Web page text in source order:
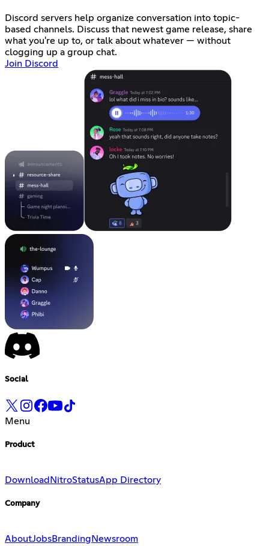
Discord servers help organize conversation into topic-
based channels. Discuss that newest game release, share
what you're up to, or talk about whatever — without
clogging up a group chat.
Join Discord
Social
Menu
Product
Download NitroStatusApp Directory
Company
AboutJobsBranding Newsroom